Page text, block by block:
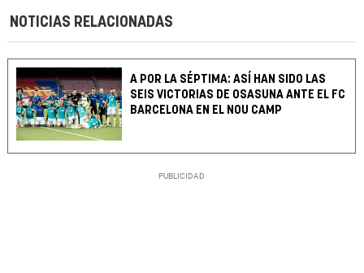
NOTICIAS RELACIONADAS
A POR LA SÉPTIMA: ASÍ HAN SIDO LAS
SEIS VICTORIAS DE OSASUNA ANTE EL FC
BARCELONA EN EL NOU CAMP